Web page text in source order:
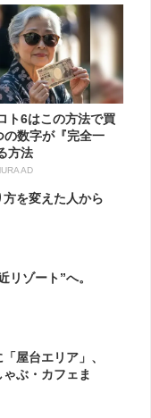
ト6はこの方法で買
の数字が『完全一
方法
AD
方を変えた人から
リゾート”へ。
屋台エリア」、
ぶ・カフェま